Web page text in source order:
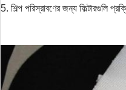
5. শিল্প পরিস্রাবণের জন্য ফিল্টারগুলি